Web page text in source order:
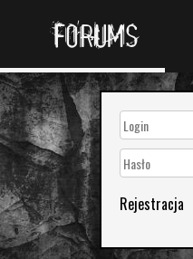
FORUMS
Rejestracja